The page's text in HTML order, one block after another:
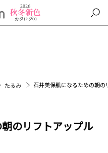
たるみ 石井美保肌になるための朝
のリフトアップル